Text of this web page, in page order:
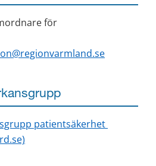
för
patientsäkerhet